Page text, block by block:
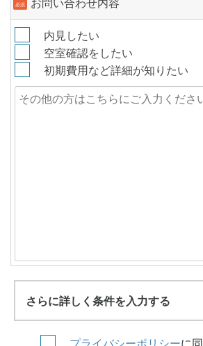
必須
内見したい
空室確認をしたい
初期費用など詳細が知りたい
さらに詳しく条件を入力する
プライバシーポリシーに